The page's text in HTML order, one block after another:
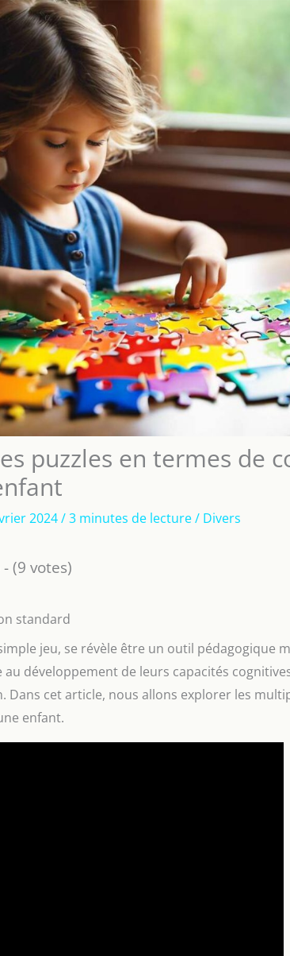
puzzles en termes de
2024/3 minutes de lecture/ Divers
(9 votes)
jeu, se révèle être un outil pédagogique
développement de leurs capacités
Dans cet article, nous allons explorer les
enfant.